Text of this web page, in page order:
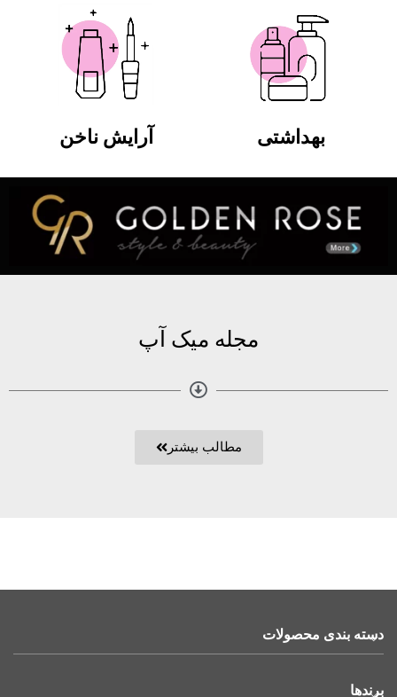
بهداشتی آرایش ناخن
مجله میک آپ
مطالب بیشتر
دسته بندی محصولات
برندها